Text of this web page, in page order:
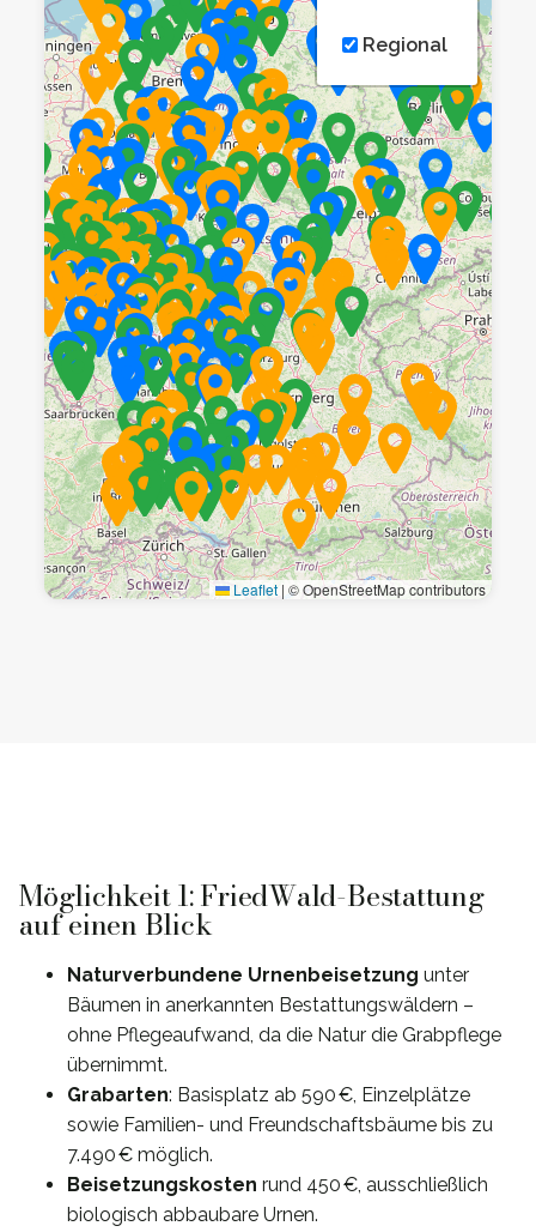
Regional
Leaflet | © OpenStreetMap contributors
Möglichkeit 1: FriedWald-Bestattung
auf einen Blick
Naturverbundene Urnenbeisetzung unter
Bäumen in anerkannten Bestattungswäldern –
ohne Pflegeaufwand, da die Natur die Grabpflege
übernimmt.
Grabarten: Basisplatz ab 590 €, Einzelplätze
sowie Familien- und Freundschaftsbäume bis zu
7.490 € möglich.
Beisetzungskosten rund 450 €, ausschließlich
biologisch abbaubare Urnen.